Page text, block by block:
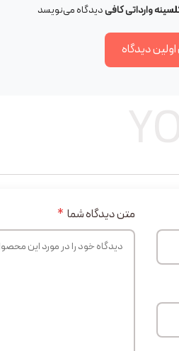
وارداتی کافیدیدگاه می‌نویسد
دیدگاه
متن دیدگاه شما *